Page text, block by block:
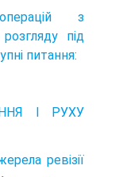
з
під
питання:
І РУХУ
ревізії